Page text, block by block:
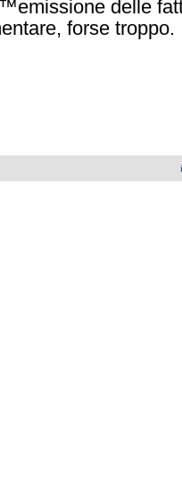
delle
forse troppo.